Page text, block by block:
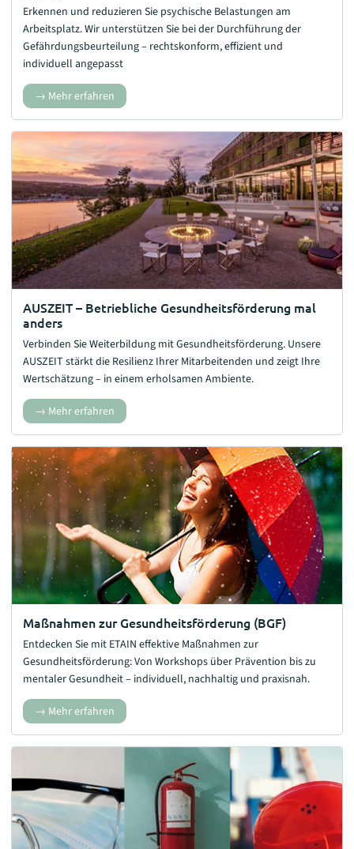
Erkennen und reduzieren Sie psychische Belastungen am
Arbeitsplatz. Wir unterstützen Sie bei der Durchführung der
Gefährdungsbeurteilung – rechtskonform, effizient und
individuell angepasst
Mehr erfahren
AUSZEIT – Betriebliche Gesundheitsförderung mal
anders
Verbinden Sie Weiterbildung mitGesundheitsförderung. Unsere
AUSZEIT stärkt die Resilienz Ihrer Mitarbeitenden und zeigt Ihre
Wertschätzung – in einem erholsamen Ambiente.
Mehr erfahren
Maßnahmen zur Gesundheitsförderung (BGF)
Entdecken Sie mit ETAIN effektive Maßnahmen zur
Gesundheitsförderung: Von Workshops über Prävention bis zu
mentaler Gesundheit – individuell, nachhaltig und praxisnah.
Mehr erfahren